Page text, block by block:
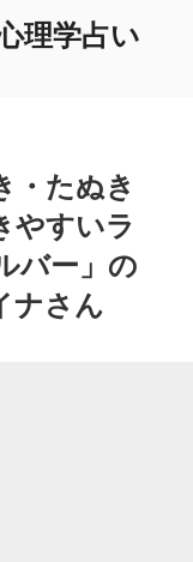
理学占い
・たぬき
やすいラ
バー」の
ナさん